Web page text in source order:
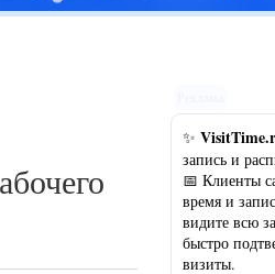
✨
запись и
📅 Клиенты
время и
видите всю
быстро
визиты.